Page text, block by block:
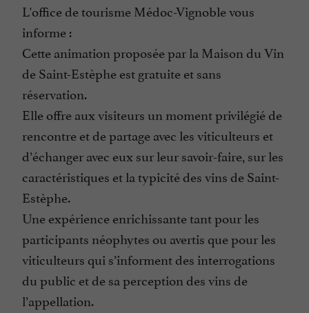
L'office de tourisme Médoc-Vignoble vous
informe :
Cette animation proposée par la Maison du Vin
de Saint-Estèphe est gratuite et sans
réservation.
Elle offre aux visiteurs un moment privilégié de
rencontre et de partage avec les viticulteurs et
d’échanger avec eux sur leur savoir-faire, sur les
caractéristiques et la typicité des vins de Saint-
Estèphe.
Une expérience enrichissante tant pour les
participants néophytes ou avertis que pour les
viticulteurs qui s’informent des interrogations
du public et de sa perception des vins de
l’appellation.